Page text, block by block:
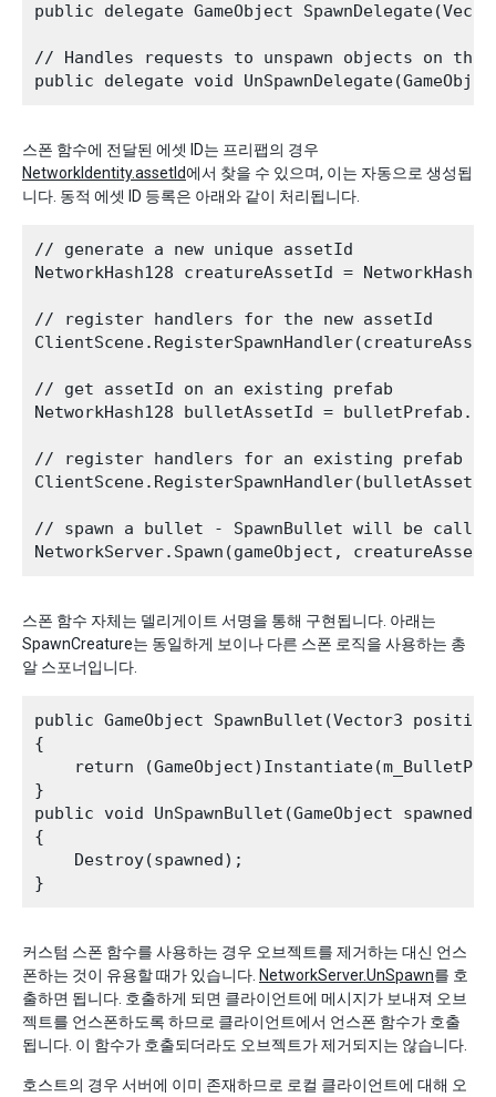
public delegate GameObject
// Handles requests to unspawn objects on
스폰 함수에 전달된 에셋 ID는 프리팹의 경우
NetworkIdentity.assetId에서 찾을 수 있으며, 이는 자동으로 생성됩
니다. 동적 에셋 ID 등록은 아래와 같이 처리됩니다.
// generate a new unique assetId
NetworkHash128 creatureAssetId =
// register handlers for the new assetId
// get assetId on an existing prefab
NetworkHash128 bulletAssetId =
// register handlers for an existing prefab
// spawn a bullet - SpawnBullet will be
스폰 함수 자체는 델리게이트 서명을 통해 구현됩니다. 아래는
SpawnCreature는 동일하게 보이나 다른 스폰 로직을 사용하는 총
알 스포너입니다.
public GameObject SpawnBullet(Vector3
{
return
}
public void UnSpawnBullet(GameObject spawned)
{
    Destroy(spawned);
커스텀 스폰 함수를 사용하는 경우 오브젝트를 제거하는 대신 언스
폰하는 것이 유용할 때가 있습니다. NetworkServer.UnSpawn를 호
출하면 됩니다. 호출하게 되면 클라이언트에 메시지가 보내져 오브
젝트를 언스폰하도록 하므로 클라이언트에서 언스폰 함수가 호출
됩니다. 이 함수가 호출되더라도 오브젝트가 제거되지는 않습니다.
호스트의 경우 서버에 이미 존재하므로 로컬 클라이언트에 대해 오